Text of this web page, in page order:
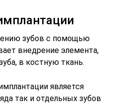
зубов с помощью
внедрение элемента,
в костную ткань.
является
так и отдельных зубов